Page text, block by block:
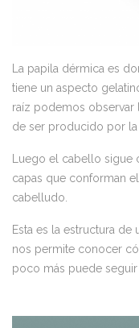
La papila dérmica es
tiene un aspecto
raíz podemos observar
de ser producido por la
Luego el cabello
capas que conforman
cabelludo.
Esta es la estructura
nos permite conocer
poco más puede